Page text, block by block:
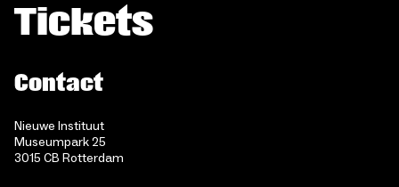
Tickets
Contact
Nieuwe Instituut
Museumpark 25
3015 CB Rotterdam